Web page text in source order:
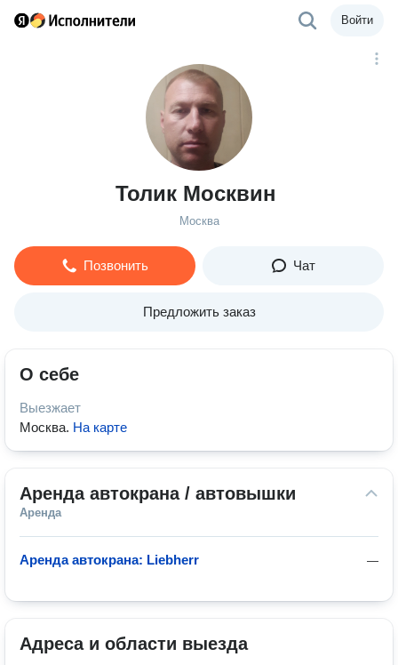
Войти
Толик Москвин
Москва
Позвонить Чат
Предложить заказ
О себе
Выезжает
Москва. На карте
Аренда автокрана / автовышки
Аренда
—
Аренда автокрана: Liebherr
Адреса и области выезда